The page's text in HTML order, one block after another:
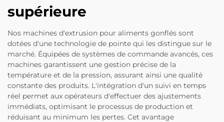
supérieure
Nos machines d'extrusion pour aliments gonflés sont
dotées d'une technologie de pointe qui les distingue sur le
marché. Équipées de systèmes de commande avancés, ces
machines garantissent une gestion précise de la
température et de la pression, assurant ainsi une qualité
constante des produits. L'intégration d'un suivi en temps
réel permet aux opérateurs d'effectuer des ajustements
immédiats, optimisant le processus de production et
réduisant au minimum les pertes. Cet avantage